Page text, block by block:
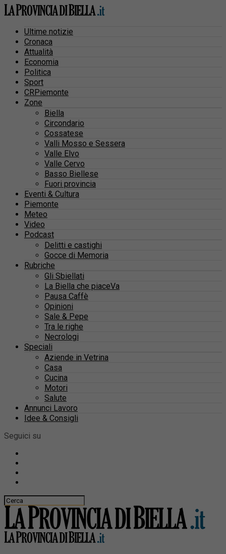
Ultime notizie
Cronaca
Attualità
Economia
Politica
Sport
CRPiemonte
Zone
Biella
Circondario
Cossatese
Valli Mosso e Sessera
Valle Elvo
Valle Cervo
Basso Biellese
Fuori provincia
Eventi & Cultura
Piemonte
Meteo
Video
Podcast
Delitti e castighi
Gocce di Memoria
Rubriche
Gli Sbiellati
La Biella che piaceVa
Pausa Caffè
Opinioni
Sale & Pepe
Tra le righe
Necrologi
Speciali
Aziende in Vetrina
Casa
Cucina
Motori
Salute
Annunci Lavoro
Idee & Consigli
Seguici su